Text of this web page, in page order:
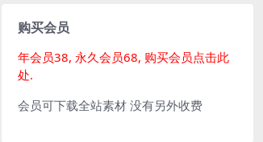
购买会员
年会员38, 永久会员68, 购买会员点击此
处.
会员可下载全站素材 没有另外收费